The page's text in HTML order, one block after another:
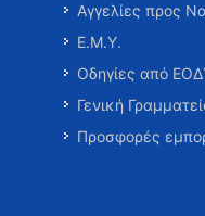
Αγγελίες προς
Ε.Μ.Υ.
Οδηγίες από
Γενική
Προσφορές